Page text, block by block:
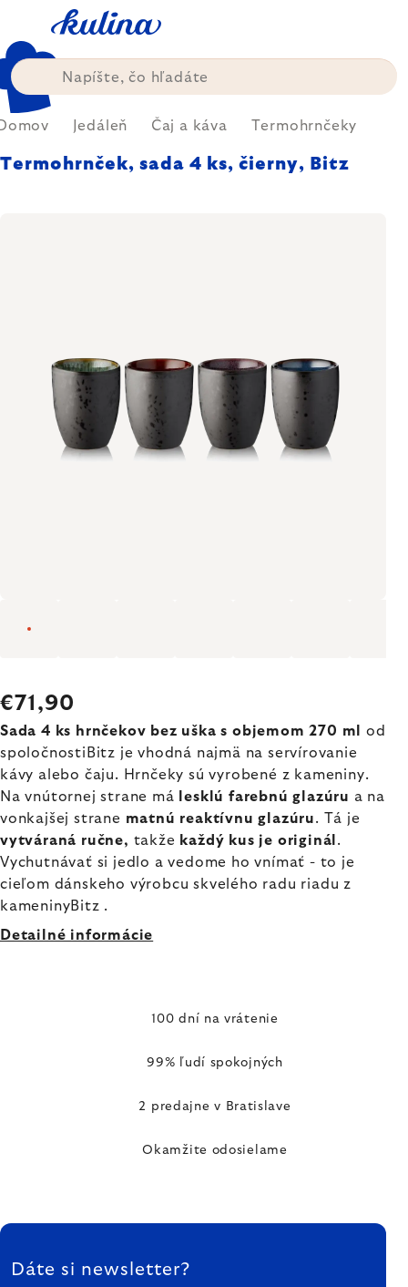
obsah
Jedáleň Čaj a káva Termohrnčeky
Termohrnček, sada 4 ks, čierny, Bitz
€71,90
Sada 4 ks hrnčekov bez uška s objemom 270 ml od
spoločnostiBitz je vhodná najmä na servírovanie
kávy alebo čaju. Hrnčeky sú vyrobené z kameniny.
Na vnútornej strane má
lesklú farebnú glazúru a na
vonkajšej strane matnú reaktívnu glazúru. Tá je
vytváraná ručne, takže každý kus je originál .
Vychutnávať si jedlo a vedome ho vnímať - to je
cieľom dánskeho výrobcu skvelého radu riadu z
kameninyBitz .
Detailné informácie
100 dní na vrátenie
99% ľudí spokojných
2 predajne v Bratislave
Okamžite odosielame
ZÁPÄTIE
Dáte si newsletter?